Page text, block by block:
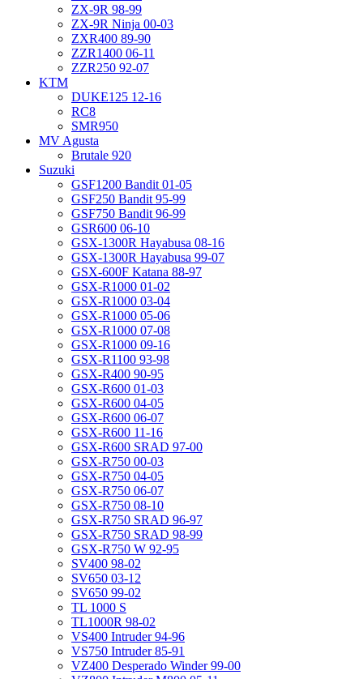
ZX-9R 98-99
ZX-9R Ninja 00-03
ZXR400 89-90
ZZR1400 06-11
ZZR250 92-07
KTM
DUKE125 12-16
RC8
SMR950
MV Agusta
Brutale 920
Suzuki
GSF1200 Bandit 01-05
GSF250 Bandit 95-99
GSF750 Bandit 96-99
GSR600 06-10
GSX-1300R Hayabusa 08-16
GSX-1300R Hayabusa 99-07
GSX-600F Katana 88-97
GSX-R1000 01-02
GSX-R1000 03-04
GSX-R1000 05-06
GSX-R1000 07-08
GSX-R1000 09-16
GSX-R1100 93-98
GSX-R400 90-95
GSX-R600 01-03
GSX-R600 04-05
GSX-R600 06-07
GSX-R600 11-16
GSX-R600 SRAD 97-00
GSX-R750 00-03
GSX-R750 04-05
GSX-R750 06-07
GSX-R750 08-10
GSX-R750 SRAD 96-97
GSX-R750 SRAD 98-99
GSX-R750 W 92-95
SV400 98-02
SV650 03-12
SV650 99-02
TL 1000 S
TL1000R 98-02
VS400 Intruder 94-96
VS750 Intruder 85-91
VZ400 Desperado Winder 99-00